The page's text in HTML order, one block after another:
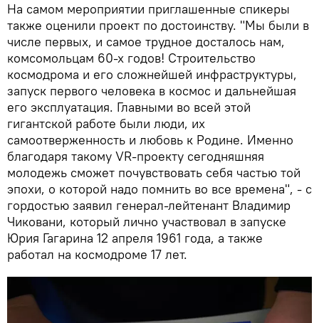
На самом мероприятии приглашенные спикеры
также оценили проект по достоинству. "Мы были в
числе первых, и самое трудное досталось нам,
комсомольцам 60-х годов! Строительство
космодрома и его сложнейшей инфраструктуры,
запуск первого человека в космос и дальнейшая
его эксплуатация. Главными во всей этой
гигантской работе были люди, их
самоотверженность и любовь к Родине. Именно
благодаря такому VR-проекту сегодняшняя
молодежь сможет почувствовать себя частью той
эпохи, о которой надо помнить во все времена", - с
гордостью заявил генерал-лейтенант Владимир
Чиковани, который лично участвовал в запуске
Юрия Гагарина 12 апреля 1961 года, а также
работал на космодроме 17 лет.